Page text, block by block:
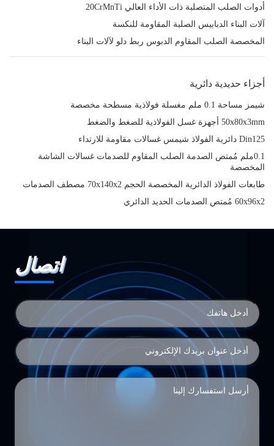
أدوات الصلب المتصلبة ذات الأداء العالي 20CrMnTi
آلات البناء الدبابيس الصلبة المقاومة للنكسة
المخصصة الصلب المقاوم الدبوس ربط دلو لآلات البناء
أجزاء حديدية دائرية
شيمز مساحة 0.1 ملم مغسلة فولاذية مسطحة مخصصة
50x80x3mm أجهزة غسل الفولاذية للضغط والضغط
Din125 دائرية الفولاذ شيمس غسالات مقاومة للارتداء
0.1ملم مُمتص الصدمة الصلب المقاوم للصدمات غسالات الشاشة
المخصصة
طابعات الفولاذ الدائرية المخصصة الحجم 70x140x2 مصطف الصدمات
60x96x2 مُمتص الصدمات الحديد الدائري
اتصال